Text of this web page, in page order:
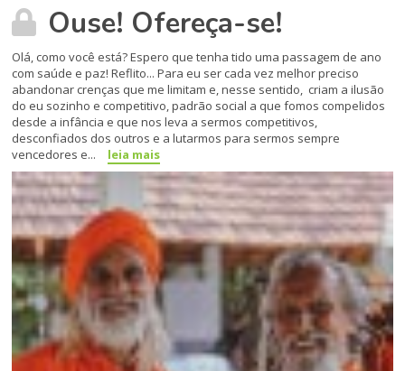
Ouse! Ofereça-se!
Olá, como você está? Espero que tenha tido uma passagem de ano
com saúde e paz! Reflito... Para eu ser cada vez melhor preciso
abandonar crenças que me limitam e, nesse sentido, criam a ilusão
do eu sozinho e competitivo, padrão social a que fomos compelidos
desde a infância e que nos leva a sermos competitivos,
desconfiados dos outros e a lutarmos para sermos sempre
vencedores e...
leia mais